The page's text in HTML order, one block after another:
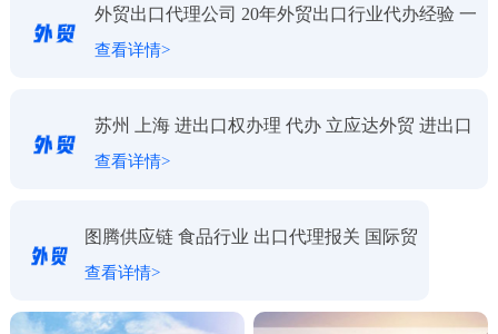
外贸出口代理公司 20年外贸出口行业代办经验 一
对一服务
查看详情>
苏州 上海 进出口权办理 代办 立应达外贸 进出口
代理
查看详情>
图腾供应链 食品行业 出口代理报关 国际贸
易
查看详情>